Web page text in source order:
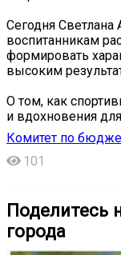
Сегодня
воспитанникам
формировать
высоким
О том, как
и вдохновения
Комитет по
101
Поделитесь
города